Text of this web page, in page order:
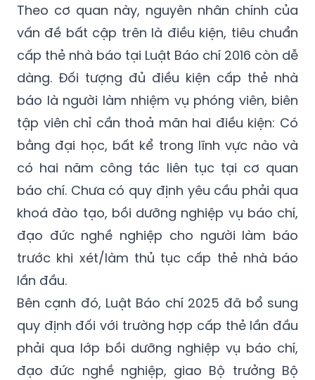
Theo cơ quan này, nguyên nhân chính của
vấn đề bất cập trên là điều kiện, tiêu chuẩn
cấp thẻ nhà báo tại Luật Báo chí 2016 còn dễ
dàng. Đối tượng đủ điều kiện cấp thẻ nhà
báo là người làm nhiệm vụ phóng viên, biên
tập viên chỉ cần thoả mãn hai điều kiện: Có
bằng đại học, bất kể trong lĩnh vực nào và
có hai năm công tác liên tục tại cơ quan
báo chí. Chưa có quy định yêu cầu phải qua
khoá đào tạo, bồi dưỡng nghiệp vụ báo chí,
đạo đức nghề nghiệp cho người làm báo
trước khi xét/làm thủ tục cấp thẻ nhà báo
lần đầu.
Bên cạnh đó, Luật Báo chí 2025 đã bổ sung
quy định đối với trường hợp cấp thẻ lần đầu
phải qua lớp bồi dưỡng nghiệp vụ báo chí,
đạo đức nghề nghiệp, giao Bộ trưởng Bộ